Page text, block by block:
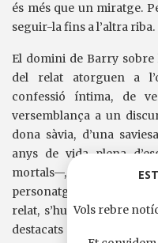
és més que un miratge.
seguir-la fins a l’altra riba.
El domini de Barry
del relat atorguen a
confessió íntima, de
versemblança a un
dona sàvia, d’una
anys de vida plena
mortals—, però també
personatge creix a
relat, s’humanitza, fins
destacats de l’obra.
Vols rebre